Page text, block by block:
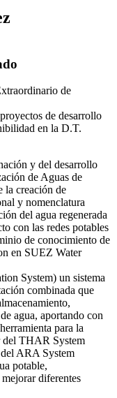
de
de desarrollo
en la D.T.
y del desarrollo
de Aguas de
la creación de
y nomenclatura
del agua regenerada
con las redes potables
de conocimiento de
en SUEZ Water
System) un sistema
combinada que
agua, aportando con
para la
del THAR System
ARA System
potable,
diferentes